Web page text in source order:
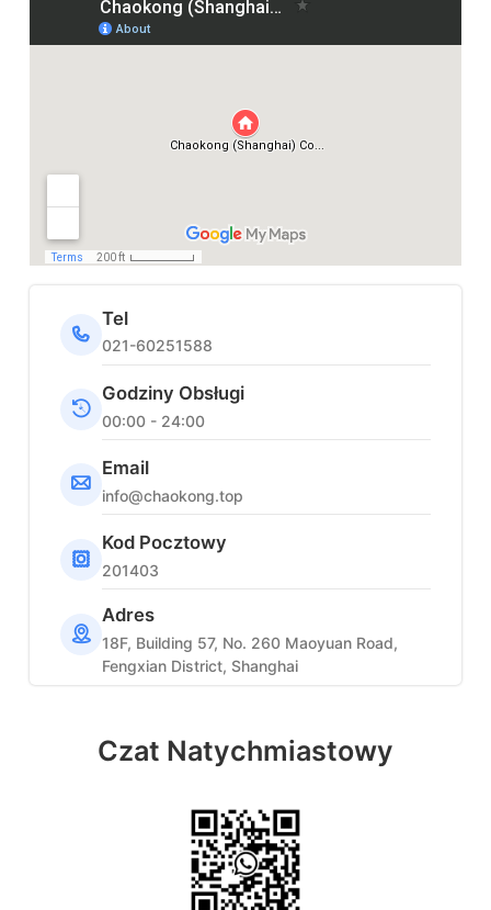
Tel
021-60251588
Godziny Obsługi
00:00 - 24:00
Email
info@chaokong.top
Kod Pocztowy
201403
Adres
18F, Building 57, No. 260 Maoyuan Road,
Fengxian District, Shanghai
Czat Natychmiastowy